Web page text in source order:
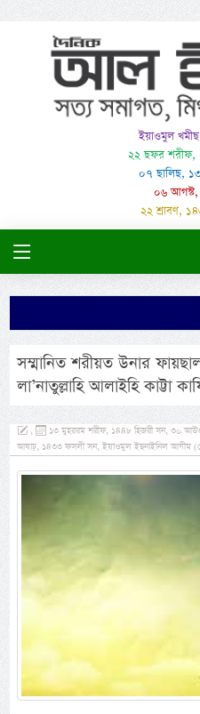
ইয়াওমুল
২২ ছফর শরীফ,
০৭ ছালিছ,
০৬ আগস্ট,
২২ শ্রাবণ,
সম্মানিত শরীয়ত উনার
লা’নাতুল্লাহি আলাইহি কাট্টা
,
১৩ মুহররম শরীফ, ১৪৪৮ হিজরী সন, ৩০
আষাঢ়, ১৪৩৩ ফসলী সন, ইয়াওমুল ইছনাইনিল আযীম